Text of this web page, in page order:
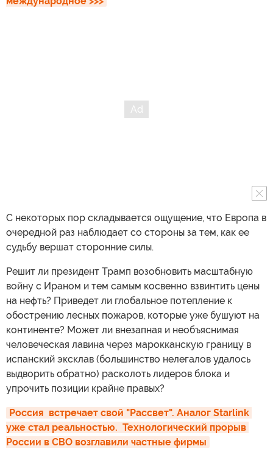
С некоторых пор складывается ощущение, что Европа в
очередной раз наблюдает со стороны за тем, как ее
судьбу вершат сторонние силы.
Решит ли президент Трамп возобновить масштабную
войну с Ираном и тем самым косвенно взвинтить цены
на нефть? Приведет ли глобальное потепление к
обострению лесных пожаров, которые уже бушуют на
континенте? Может ли внезапная и необъяснимая
человеческая лавина через марокканскую границу в
испанский эксклав (большинство нелегалов удалось
выдворить обратно) расколоть лидеров блока и
упрочить позиции крайне правых?
Россия  встречает свой "Рассвет". Аналог Starlink
уже стал реальностью.  Технологический прорыв
России в СВО возглавили частные фирмы